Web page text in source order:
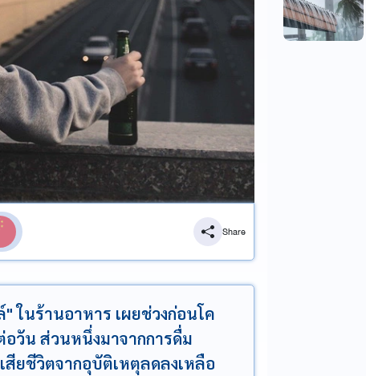
Share
ในร้านอาหาร เผยช่วงก่อนโค
อวัน ส่วนหนึ่งมาจากการดื่ม
ยชีวิตจากอุบัติเหตุลดลงเหลือ